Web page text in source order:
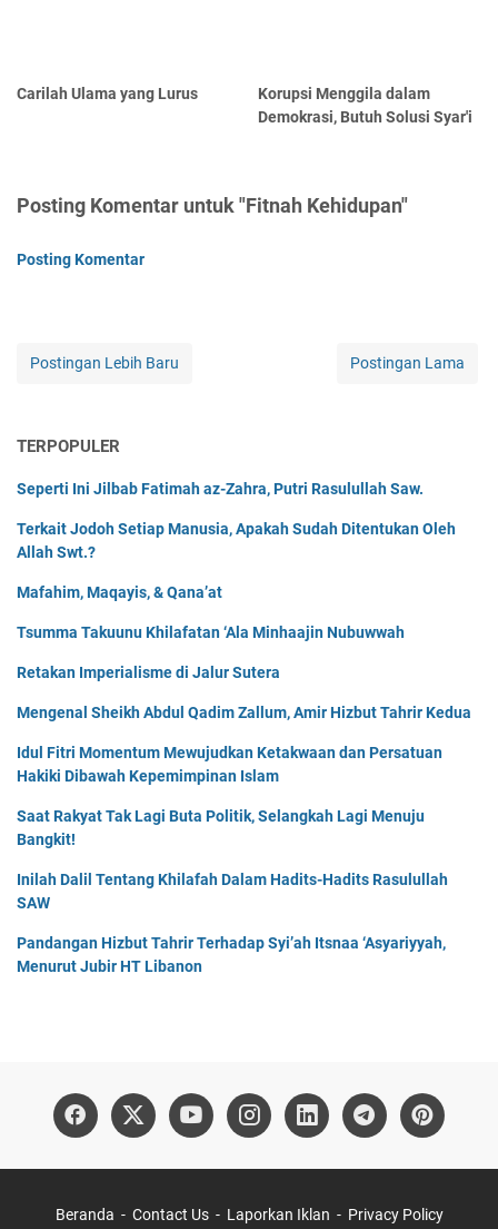
Carilah Ulama yang Lurus
Korupsi Menggila dalam
Demokrasi, Butuh Solusi Syar'i
Posting Komentar untuk "Fitnah Kehidupan"
Posting Komentar
Postingan Lebih Baru Postingan Lama
TERPOPULER
Seperti Ini Jilbab Fatimah az-Zahra, Putri Rasulullah Saw.
Terkait Jodoh Setiap Manusia, Apakah Sudah Ditentukan Oleh
Allah Swt.?
Mafahim, Maqayis, & Qana’at
Tsumma Takuunu Khilafatan ‘Ala Minhaajin Nubuwwah
Retakan Imperialisme di Jalur Sutera
Mengenal Sheikh Abdul Qadim Zallum, Amir Hizbut Tahrir Kedua
Idul Fitri Momentum Mewujudkan Ketakwaan dan Persatuan
Hakiki Dibawah Kepemimpinan Islam
Saat Rakyat Tak Lagi Buta Politik, Selangkah Lagi Menuju
Bangkit!
Inilah Dalil Tentang Khilafah Dalam Hadits-Hadits Rasulullah
SAW
Pandangan Hizbut Tahrir Terhadap Syi’ah Itsnaa ‘Asyariyyah,
Menurut Jubir HT Libanon
Beranda Contact Us Laporkan Iklan Privacy Policy